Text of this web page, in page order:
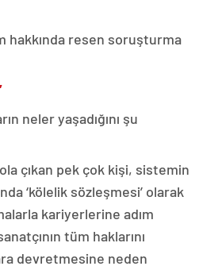
hakkında resen soruşturma
neler yaşadığını şu
çıkan pek çok kişi, sistemin
‘kölelik sözleşmesi’ olarak
kariyerlerine adım
tüm haklarını
devretmesine neden